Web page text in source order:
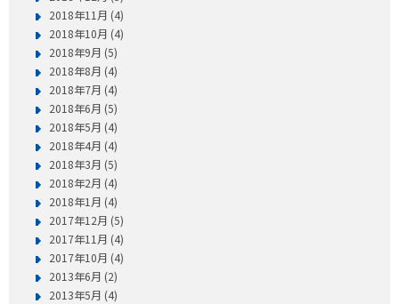
2018年11月 (4)
2018年10月 (4)
2018年9月 (5)
2018年8月 (4)
2018年7月 (4)
2018年6月 (5)
2018年5月 (4)
2018年4月 (4)
2018年3月 (5)
2018年2月 (4)
2018年1月 (4)
2017年12月 (5)
2017年11月 (4)
2017年10月 (4)
2013年6月 (2)
2013年5月 (4)